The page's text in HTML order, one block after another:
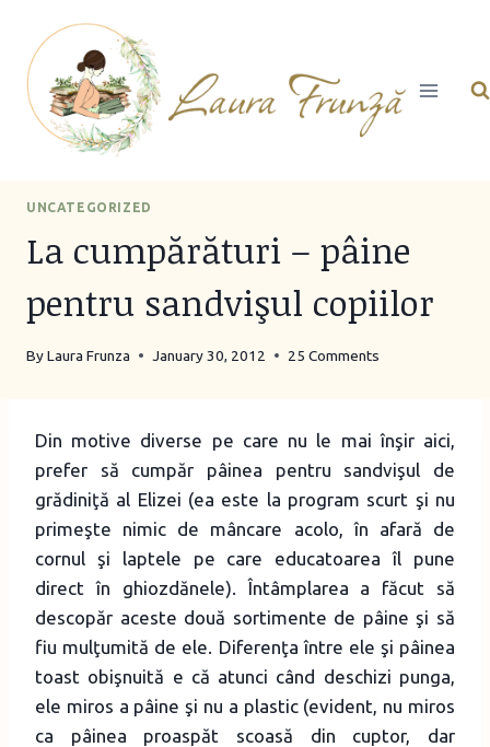
content
UNCATEGORIZED
La cumpărături – pâine
pentru sandvişul copiilor
ByLaura Frunza January 30, 2012 25 Comments
Din motive diverse pe care nu le mai înşir aici,
prefer să cumpăr pâinea pentru sandvişul de
grădiniţă al Elizei (ea este la program scurt şi nu
primeşte nimic de mâncare acolo, în afară de
cornul şi laptele pe care educatoarea îl pune
direct în ghiozdănele). Întâmplarea a făcut să
descopăr aceste două sortimente de pâine şi să
fiu mulţumită de ele. Diferenţa între ele şi pâinea
toast obişnuită e că atunci când deschizi punga,
ele miros a pâine şi nu a plastic (evident, nu miros
ca pâinea proaspăt scoasă din cuptor, dar